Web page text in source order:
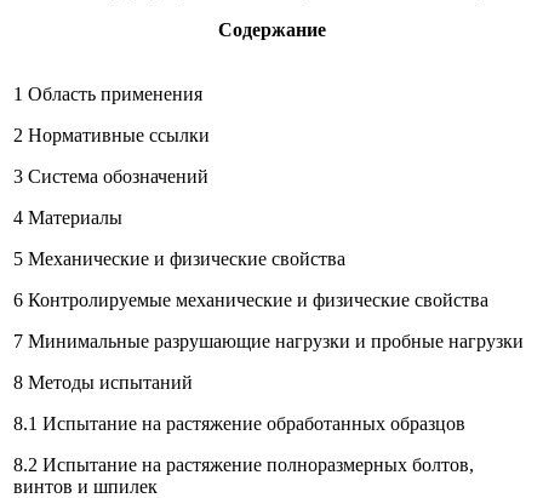
Содержание
1 Область применения
2 Нормативные ссылки
3 Система обозначений
4 Материалы
5 Механические и физические свойства
6 Контролируемые механические и физические свойства
7 Минимальные разрушающие нагрузки и пробные нагрузки
8 Методы испытаний
8.1 Испытание на растяжение обработанных образцов
8.2 Испытание на растяжение полноразмерных болтов,
винтов и шпилек